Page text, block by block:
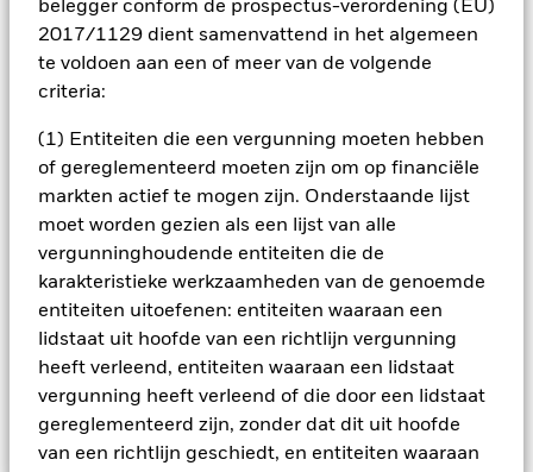
belegger conform de prospectus-verordening (EU)
2017/1129 dient samenvattend in het algemeen
te voldoen aan een of meer van de volgende
criteria:
(1) Entiteiten die een vergunning moeten hebben
of gereglementeerd moeten zijn om op financiële
markten actief te mogen zijn. Onderstaande lijst
moet worden gezien als een lijst van alle
vergunninghoudende entiteiten die de
karakteristieke werkzaamheden van de genoemde
entiteiten uitoefenen: entiteiten waaraan een
lidstaat uit hoofde van een richtlijn vergunning
heeft verleend, entiteiten waaraan een lidstaat
vergunning heeft verleend of die door een lidstaat
gereglementeerd zijn, zonder dat dit uit hoofde
van een richtlijn geschiedt, en entiteiten waaraan
Fonds hanteert een strategie van aankopen en handhaven.
Vastrentende waarden (VRW) worden aangehouden tot hun
vastgestelde VD, wanneer het ingelegde bedrag aan het
beleggen in contanten en zeer liquide instrumenten en de
portefeuille vervolgens geleidelijk om te vormen zodat deze
binnen twintig dagen na het begin van de BP voor ten minste
80% van de NIW belegd is in VRW's in euro die op het
moment van aankoop een uitdrukkelijke rating hebben van
investment grade (IG) (of die dat naar het oordeel van de VB
wereldwijde VRW's met een uitdrukkelijke rating lager dan IG
(of die dat naar het oordeel van de VB zijn). Daarbij houdt het
Fonds deze effecten aan tot hun respectievelijke VD. Het
Fonds houdt bij de selectie van beleggingen rekening met
criteria op het gebied van milieu, maatschappij en